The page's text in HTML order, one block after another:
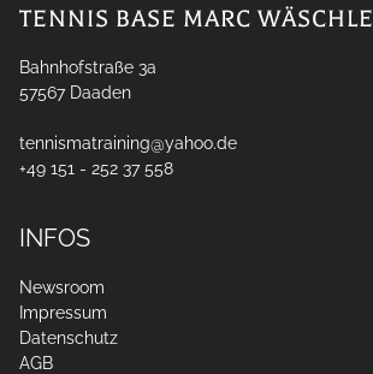
TENNIS BASE MARC WÄSCHLE
Bahnhofstraße 3a
57567 Daaden
tennismatraining@yahoo.de
+49 151 - 252 37 558
INFOS
Newsroom
Impressum
Datenschutz
AGB